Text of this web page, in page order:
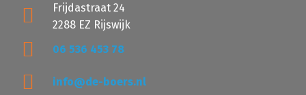
Frijdastraat 24
2288 EZ Rijswijk
06 536 453 78
info@de-boers.nl